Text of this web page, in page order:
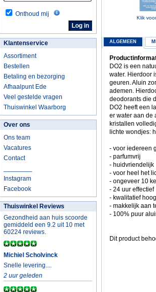
Onthoud mij
Klantenservice
Assortiment
Bestellen
Betaling en bezorging
Afhaalpunt Ede
Veel gestelde vragen
Thuiswinkel Waarborg
Over ons
Ons team
Vacatures
Contact
Instagram
Facebook
Thuiswinkel Reviews
Gezondheid aan huis scoorde
gemiddeld een 9.2 uit 10 met
60224 reviews.
Michiel Scholvinck
Snelle levering....
2 uur geleden
Klik
ALGEMEEN
DO2 is een
water. Hierdoor
geuren. Aluin
ademen.
deodorants die
DO2 heeft een
er water aan de
kristallen
lichte wondjes:
- voor iedereen
- parfumvrij
- huidvriendelijk
- voor heel het
- ongeveer 10
- 24 uur effectief
- kwalitatief
- makkelijk aan
- 100% puur
Dit product